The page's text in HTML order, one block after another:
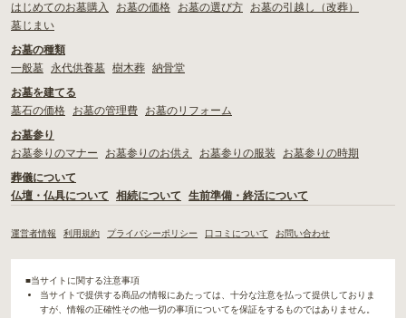
はじめてのお墓購入
お墓の価格 お墓の選び方
お墓の引越し（改葬）
墓じまい
お墓の種類
一般墓
永代供養墓 樹木葬 納骨堂
お墓を建てる
墓石の価格
お墓の管理費
お墓のリフォーム
お墓参り
お墓参りのマナー
お墓参りのお供え お墓参りの服装
お墓参りの時期
葬儀について
仏壇・仏具について
相続について 生前準備・終活について
運営者情報 利用規約 プライバシーポリシー 口コミについて お問い合わせ
■当サイトに関する注意事項
当サイトで提供する商品の情報にあたっては、十分な注意を払って提供しておりま
すが、情報の正確性その他一切の事項についてを保証をするものではありません。